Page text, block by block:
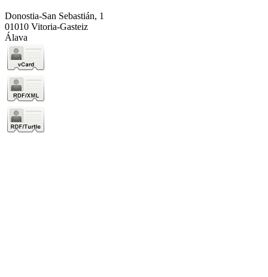
Donostia-San Sebastián, 1
01010 Vitoria-Gasteiz
Álava